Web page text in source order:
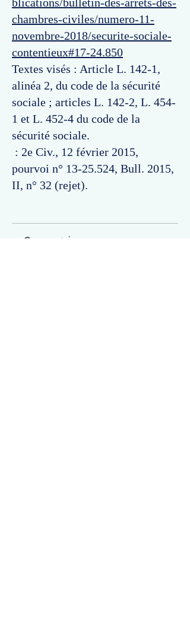
chambres-civiles/numero-11-
novembre-2018/securite-sociale-
contentieux#17-24.850
Textes visés : Article L. 142-1,
alinéa 2, du code de la sécurité
sociale ; articles L. 142-2, L. 454-
1 et L. 452-4 du code de la
sécurité sociale.
: 2e Civ., 12 février 2015,
pourvoi n° 13-25.524, Bull. 2015,
II, n° 32 (rejet).
Commentaires